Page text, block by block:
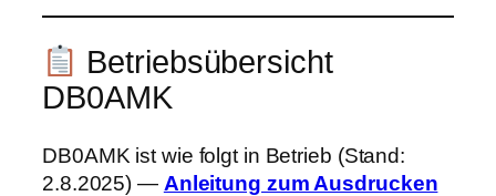
Betriebsübersicht
DB0AMK
DB0AMK ist wie folgt in Betrieb (Stand:
2.8.2025) — Anleitung zum Ausdrucken